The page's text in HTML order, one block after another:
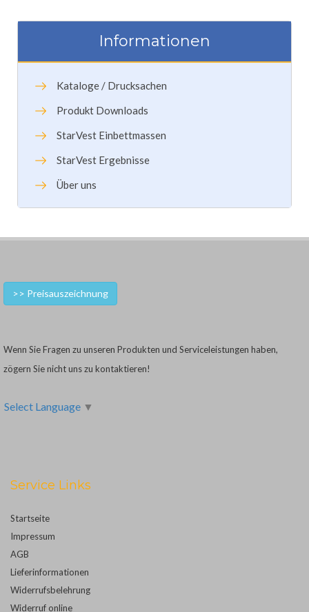
Informationen
Kataloge / Drucksachen
Produkt Downloads
StarVest Einbettmassen
StarVest Ergebnisse
Über uns
>> Preisauszeichnung
Wenn Sie Fragen zu unseren Produkten und Serviceleistungen haben,
zögern Sie nicht uns zu kontaktieren!
Select Language ▼
Service Links
Startseite
Impressum
AGB
Lieferinformationen
Widerrufsbelehrung
Widerruf online